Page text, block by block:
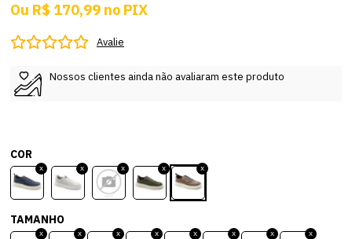
Ou R$ 170,99 no PIX
Avalie
Nossos clientes ainda não avaliaram este produto
COR
TAMANHO